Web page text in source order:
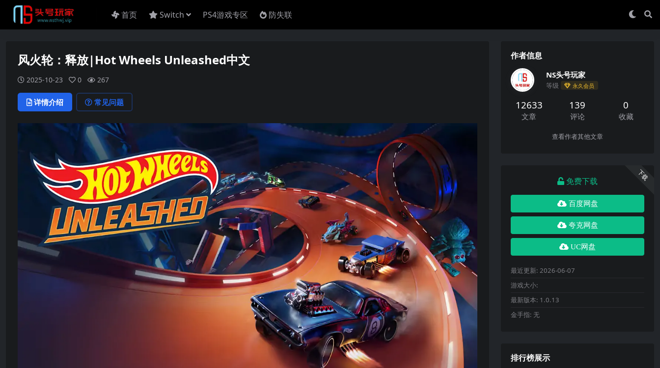
首页 Switch PS4游戏专区 防失联
风火轮：释放|Hot Wheels Unleashed中文
2025-10-23 0 267
详情介绍 常见问题
作者信息
NS头号玩家
等级 永久会员
12633
文章
139
评论
0
收藏
查看作者其他文章
下载
免费下载
百度网盘
夸克网盘
UC网盘
最近更新: 2026-06-07
游戏大小:
最新版本: 1.0.13
金手指: 无
排行榜展示